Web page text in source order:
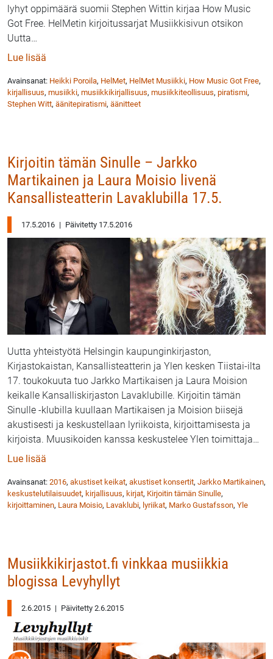
lyhyt oppimäärä suomii Stephen Wittin kirjaa How Music
Got Free. HelMetin kirjoitussarjat Musiikkisivun otsikon
Uutta…
Lue lisää
Avainsanat: Heikki Poroila, HelMet, HelMet Musiikki, How Music Got Free,
kirjallisuus, musiikki, musiikkikirjallisuus, musiikkiteollisuus, piratismi,
Stephen Witt, äänitepiratismi, äänitteet
Kirjoitin tämän Sinulle – Jarkko
Martikainen ja Laura Moisio livenä
Kansallisteatterin Lavaklubilla 17.5.
17.5.2016 | Päivitetty 17.5.2016
Uutta yhteistyötä Helsingin kaupunginkirjaston,
Kirjastokaistan, Kansallisteatterin ja Ylen kesken Tiistai-ilta
17. toukokuuta tuo Jarkko Martikaisen ja Laura Moision
keikalle Kansalliskirjaston Lavaklubille. Kirjoitin tämän
Sinulle -klubilla kuullaan Martikaisen ja Moision biisejä
akustisesti ja keskustellaan lyriikoista, kirjoittamisesta ja
kirjoista. Muusikoiden kanssa keskustelee Ylen toimittaja…
Lue lisää
Avainsanat: 2016, akustiset keikat, akustiset konsertit, Jarkko Martikainen,
keskustelutilaisuudet, kirjallisuus, kirjat, Kirjoitin tämän Sinulle,
kirjoittaminen, Laura Moisio, Lavaklubi, lyriikat, Marko Gustafsson, Yle
Musiikkikirjastot.fi vinkkaa musiikkia
blogissa Levyhyllyt
2.6.2015 | Päivitetty 2.6.2015